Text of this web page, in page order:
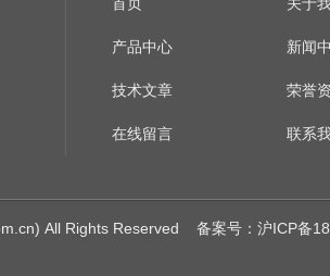
产品中心 新闻
技术文章 荣誉
在线留言 联系
All Rights Reserved 备案号：沪ICP备